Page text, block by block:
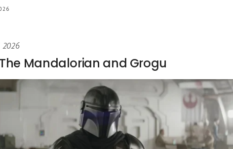
2026
Mandalorian and Grogu